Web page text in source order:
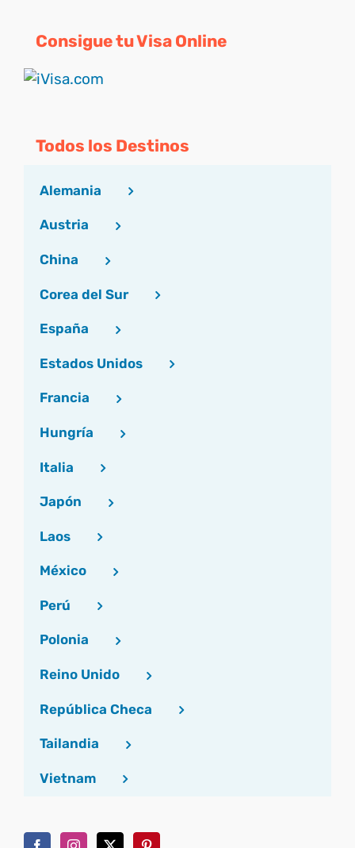
Consigue tu Visa Online
Todos los Destinos
Alemania
Austria
China
Corea del Sur
España
Estados Unidos
Francia
Hungría
Italia
Japón
Laos
México
Perú
Polonia
Reino Unido
República Checa
Tailandia
Vietnam